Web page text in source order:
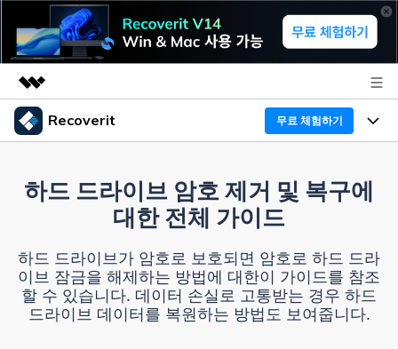
주요 제품
유틸리티
비즈니스
뉴스룸
Recoverit 무료 체험하기
Recoverit - Windows 버전
선도적인 데이터 복구 전문가
무료 체험
미디어 복구하기
문서 복구하기
복구 Tips
외장 저장장치 복구
하드 드라이브 암호 제거 및 복구에
대한 전체 가이드
하드 드라이브가 암호로 보호되면 암호로 하드 드라
이브 잠금을 해제하는 방법에 대한이 가이드를 참조
할 수 있습니다. 데이터 손실로 고통받는 경우 하드
드라이브 데이터를 복원하는 방법도 보여줍니다.